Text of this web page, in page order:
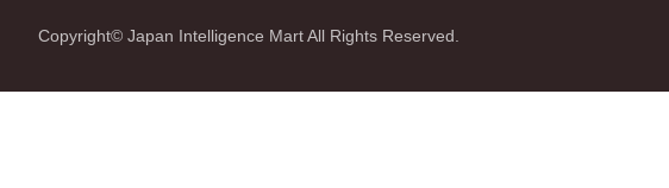
Copyright© Japan Intelligence Mart All Rights Reserved.